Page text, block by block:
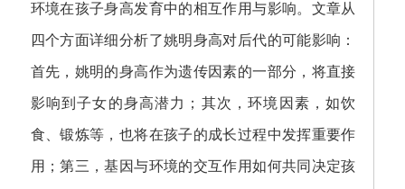
环境在孩子身高发育中的相互作用与影响。文章从
四个方面详细分析了姚明身高对后代的可能影响：
首先，姚明的身高作为遗传因素的一部分，将直接
影响到子女的身高潜力；其次，环境因素，如饮
食、锻炼等，也将在孩子的成长过程中发挥重要作
用；第三，基因与环境的交互作用如何共同决定孩